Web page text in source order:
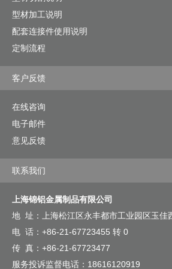
型材加工说明
配套连接件使用说明
定制流程
客户反馈
在线咨询
电子邮件
意见反馈
联系我们
上海锦铝金属制品有限公司
地 址：上海松江区永丰都市工业园区玉佳
电 话：+86-21-67723455 转 0
传 真：+86-21-67723477
服务投诉监督电话：18616120919